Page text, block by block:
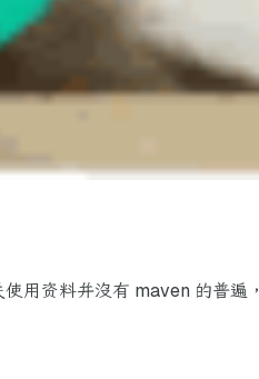
用资料并没有 maven 的普遍，